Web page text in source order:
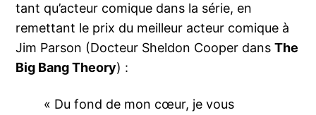
tant qu’acteur comique dans la série, en
remettant le prix du meilleur acteur comique à
Jim Parson (Docteur Sheldon Cooper dansThe
Big Bang Theory) :
« Du fond de mon cœur, je vous